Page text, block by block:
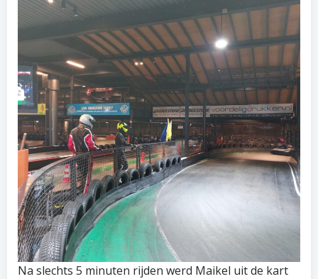
Na slechts 5 minuten rijden werd Maikel uit de kart